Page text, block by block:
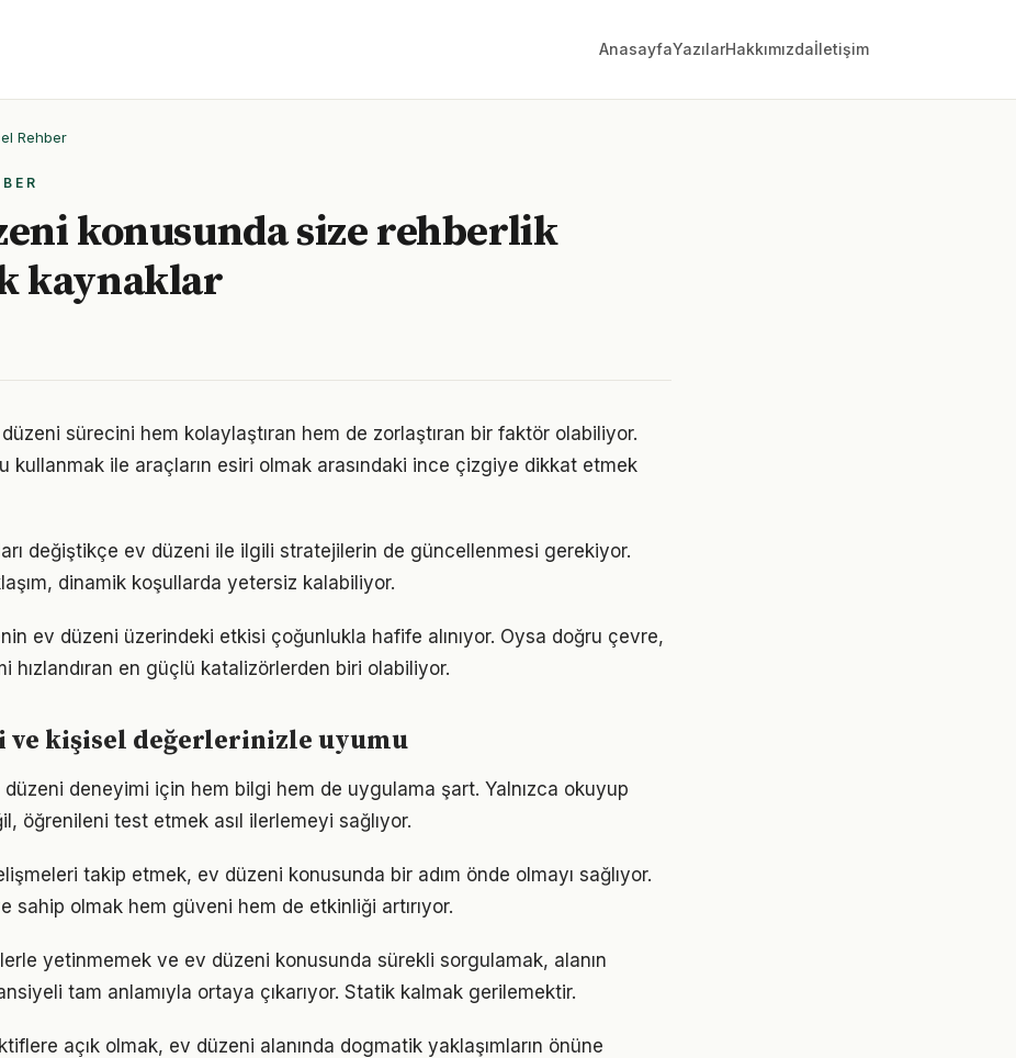
AnasayfaYazılarHakkımızdaİletişim
Rehber
konusunda size rehberlik
kaynaklar
sürecini hem kolaylaştıran hem de zorlaştıran bir faktör olabiliyor.
kullanmak ile araçların esiri olmak arasındaki ince çizgiye dikkat etmek
değiştikçe ev düzeni ile ilgili stratejilerin de güncellenmesi gerekiyor.
dinamik koşullarda yetersiz kalabiliyor.
ev düzeni üzerindeki etkisi çoğunlukla hafife alınıyor. Oysa doğru çevre,
hızlandıran en güçlü katalizörlerden biri olabiliyor.
ve kişisel değerlerinizle uyumu
deneyimi için hem bilgi hem de uygulama şart. Yalnızca okuyup
öğrenileni test etmek asıl ilerlemeyi sağlıyor.
takip etmek, ev düzeni konusunda bir adım önde olmayı sağlıyor.
sahip olmak hem güveni hem de etkinliği artırıyor.
yetinmemek ve ev düzeni konusunda sürekli sorgulamak, alanın
tam anlamıyla ortaya çıkarıyor. Statik kalmak gerilemektir.
açık olmak, ev düzeni alanında dogmatik yaklaşımların önüne